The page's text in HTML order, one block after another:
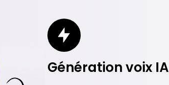
Génération voix IA